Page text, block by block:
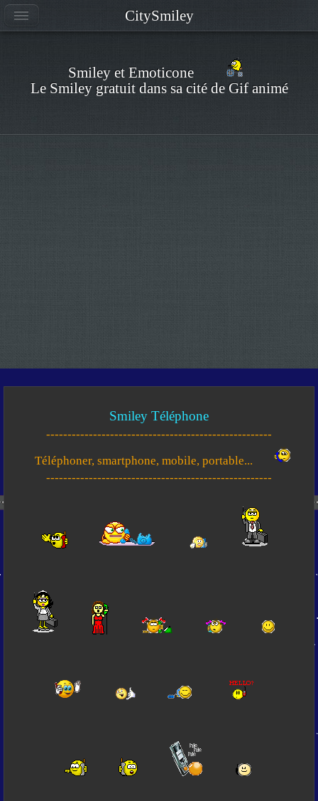
Smiley et Emoticone
Le Smiley gratuit dans sa cité de Gif animé
Smiley Téléphone
-----------------------------------------------------
Téléphoner, smartphone, mobile, portable...
-----------------------------------------------------
CitySmiley